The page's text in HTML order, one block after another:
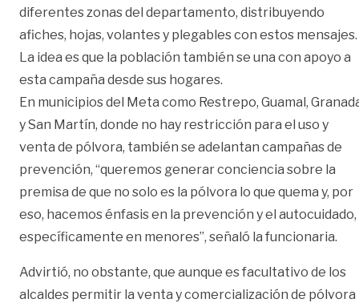
diferentes zonas del departamento, distribuyendo
afiches, hojas, volantes y plegables con estos mensajes.
La idea es que la población también se una con apoyo a
esta campaña desde sus hogares.
En municipios del Meta como Restrepo, Guamal,
y San Martín, donde no hay restricción para el uso y
venta de pólvora, también se adelantan campañas de
prevención, “queremos generar conciencia sobre la
premisa de que no solo es la pólvora lo que quema y, por
eso, hacemos énfasis en la prevención y el autocuidado,
específicamente en menores”, señaló la funcionaria.
Advirtió, no obstante, que aunque es facultativo de los
alcaldes permitir la venta y comercialización de pólvora